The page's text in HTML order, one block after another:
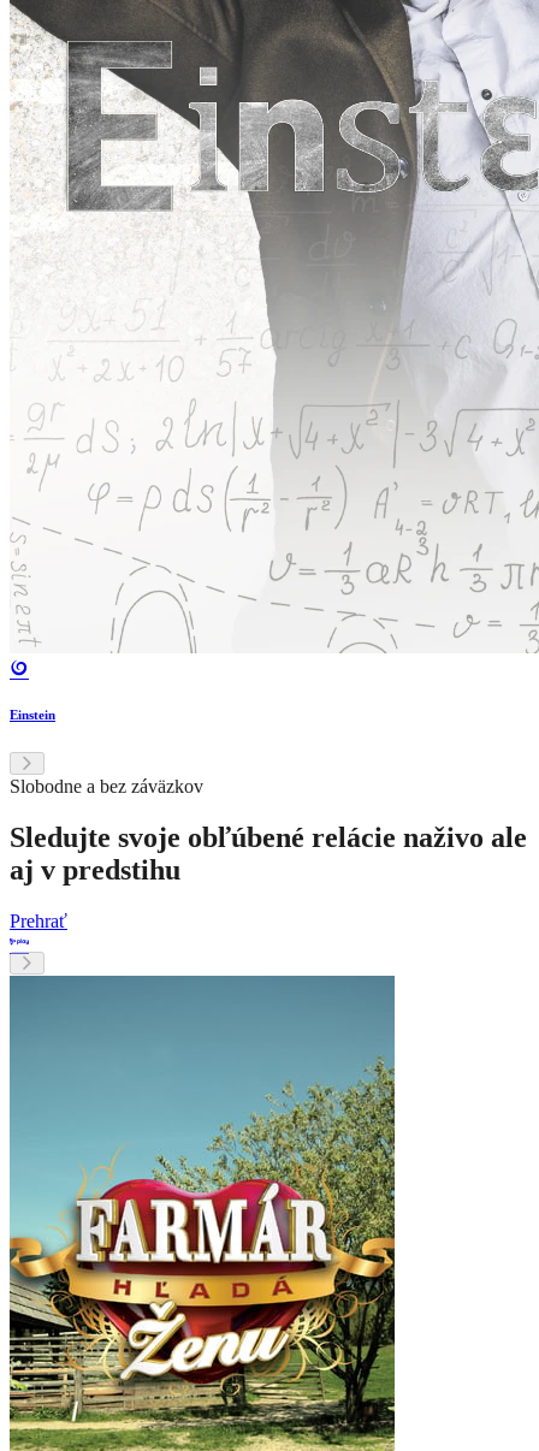
Einstein
Slobodne a bez záväzkov
Sledujte svoje obľúbené relácie naživo ale
aj v predstihu
Prehrať